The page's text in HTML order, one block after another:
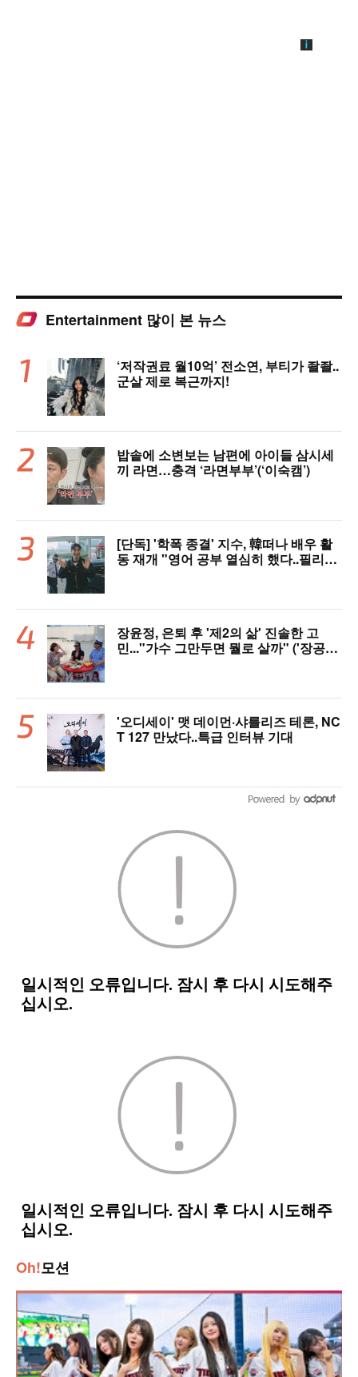
Entertainment 많이 본 뉴스
‘저작권료 월10억’ 전소연, 부티가 좔좔..
군살 제로 복근까지!
밥솥에 소변보는 남편에 아이들 삼시세
끼 라면…충격 ‘라면부부’(‘이숙캠’)
[단독] '학폭 종결' 지수, 韓떠나 배우 활
동 재개 "영어 공부 열심히 했다..필리핀
장윤정, 은퇴 후 '제2의 삶' 진솔한 고
민..."가수 그만두면 뭘로 살까" ('장공장
'오디세이' 맷 데이먼·샤를리즈 테론, NC
T 127 만났다..특급 인터뷰 기대
Oh!모션